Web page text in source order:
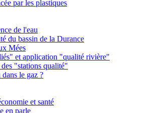
par les plastiques
de l'eau
du bassin de la Durance
Mées
et application "qualité rivière"
"stations qualité"
le gaz ?
et santé
en parle